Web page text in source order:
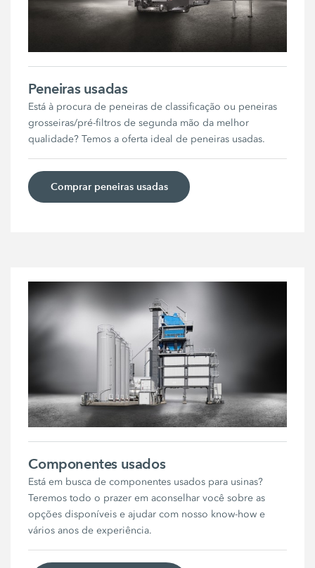
Peneiras usadas
Está à procura de peneiras de classificação ou peneiras
grosseiras/pré-filtros de segunda mão da melhor
qualidade? Temos a oferta ideal de peneiras usadas.
Comprar peneiras usadas
Componentes usados
Está em busca de componentes usados para usinas?
Teremos todo o prazer em aconselhar você sobre as
opções disponíveis e ajudar com nosso know-how e
vários anos de experiência.